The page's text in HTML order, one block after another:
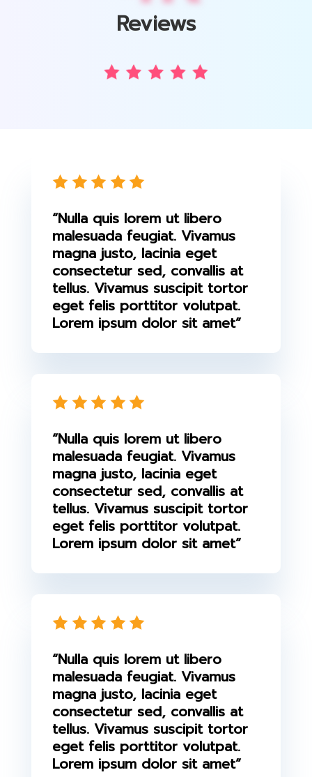
Reviews
“Nulla quis lorem ut libero
malesuada feugiat. Vivamus
magna justo, lacinia eget
consectetur sed, convallis at
tellus. Vivamus suscipit tortor
eget felis porttitor volutpat.
Lorem ipsum dolor sit amet”
“Nulla quis lorem ut libero
malesuada feugiat. Vivamus
magna justo, lacinia eget
consectetur sed, convallis at
tellus. Vivamus suscipit tortor
eget felis porttitor volutpat.
Lorem ipsum dolor sit amet”
“Nulla quis lorem ut libero
malesuada feugiat. Vivamus
magna justo, lacinia eget
consectetur sed, convallis at
tellus. Vivamus suscipit tortor
eget felis porttitor volutpat.
Lorem ipsum dolor sit amet”